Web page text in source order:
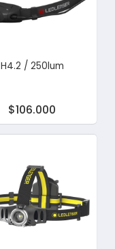
H4.2 / 250lum
$106.000